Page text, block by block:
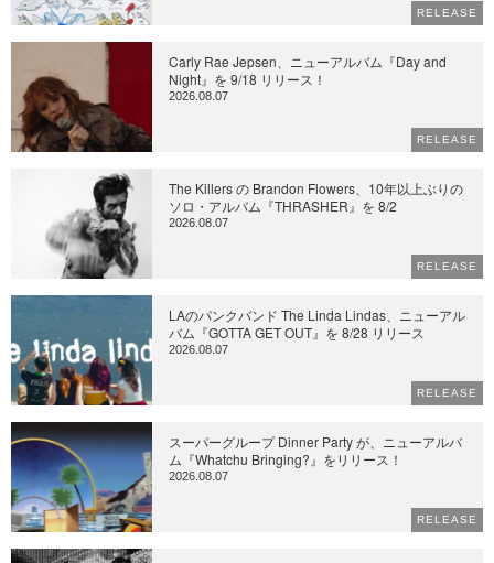
RELEASE
Carly Rae Jepsen、ニューアルバム『Day and
Night』を 9/18 リリース！
2026.08.07
RELEASE
The Killers の Brandon Flowers、10年以上ぶりの
ソロ・アルバム『THRASHER』を 8/2
2026.08.07
RELEASE
LAのパンクバンド The Linda Lindas、ニューアル
バム『GOTTA GET OUT』を 8/28 リリース
2026.08.07
RELEASE
スーパーグループ Dinner Party が、ニューアルバ
ム『Whatchu Bringing?』をリリース！
2026.08.07
RELEASE